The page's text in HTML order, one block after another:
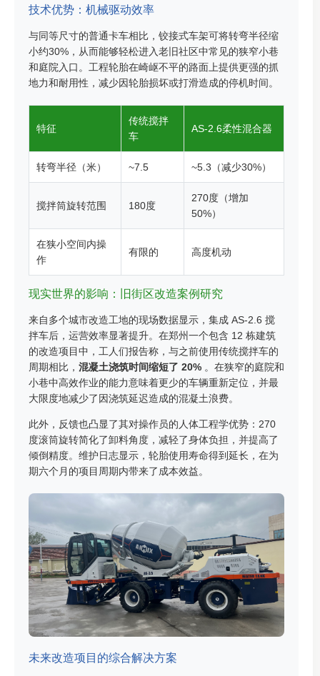
技术优势：机械驱动效率
与同等尺寸的普通卡车相比，铰接式车架可将转弯半径缩
小约30%，从而能够轻松进入老旧社区中常见的狭窄小巷
和庭院入口。工程轮胎在崎岖不平的路面上提供更强的抓
地力和耐用性，减少因轮胎损坏或打滑造成的停机时间。
特征
传统搅拌
车
AS-2.6柔性混合器
转弯半径（米） ~7.5 ~5.3（减少30%）
搅拌筒旋转范围 180度
270度（增加
50%）
在狭小空间内操
作
有限的 高度机动
现实世界的影响：旧街区改造案例研究
来自多个城市改造工地的现场数据显示，集成 AS-2.6 搅
拌车后，运营效率显著提升。在郑州一个包含 12 栋建筑
的改造项目中，工人们报告称，与之前使用传统搅拌车的
周期相比， 混凝土浇筑时间缩短了 20% 。在狭窄的庭院和
小巷中高效作业的能力意味着更少的车辆重新定位，并最
大限度地减少了因浇筑延迟造成的混凝土浪费。
此外，反馈也凸显了其对操作员的人体工程学优势：270
度滚筒旋转简化了卸料角度，减轻了身体负担，并提高了
倾倒精度。维护日志显示，轮胎使用寿命得到延长，在为
期六个月的项目周期内带来了成本效益。
未来改造项目的综合解决方案